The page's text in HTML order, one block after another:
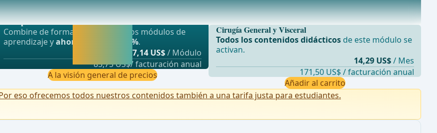
en manga sobre los síntomas p
Oferta más popular
webop - Ahorro flexible
Combine de forma flexible nuestros módulos de
aprendizaje yahorre hasta un 50%.
7,14 US$/ Módulo
85,75 US$/ facturación anual
A la visión general de precios
Cirugía General y Visceral
Todos los contenidos didácticosde este módulo se
activan.
14,29 US$ / Mes
171,50 US$ / facturación anual
Añadir al carrito
eso ofrecemos todos nuestros contenidos también a una tarifa justa para estudiantes.